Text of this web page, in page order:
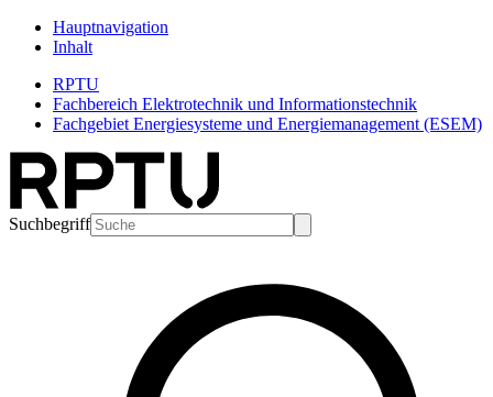
Hauptnavigation
Inhalt
RPTU
Fachbereich Elektrotechnik und Informationstechnik
Fachgebiet Energiesysteme und Energiemanagement (ESEM)
Suchbegriff